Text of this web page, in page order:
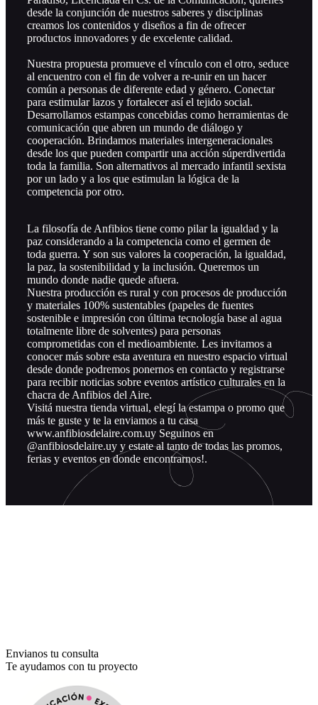
desde la conjunción de nuestros saberes y disciplinas
creamos los contenidos y diseños a fin de ofrecer
productos innovadores y de excelente calidad.
Nuestra propuesta promueve el vínculo con el otro, seduce
al encuentro con el fin de volver a re-unir en un hacer
común a personas de diferente edad y género. Conectar
para estimular lazos y fortalecer así el tejido social.
Desarrollamos estampas concebidas como herramientas de
comunicación que abren un mundo de diálogo y
cooperación. Brindamos materiales intergeneracionales
desde los que pueden compartir una acción súperdivertida
toda la familia. Son alternativos al mercado infantil sexista
por un lado y a los que estimulan la lógica de la
competencia por otro.
La filosofía de Anfibios tiene como pilar la igualdad y la
paz considerando a la competencia como el germen de
toda guerra. Y son sus valores la cooperación, la igualdad,
la paz, la sostenibilidad y la inclusión. Queremos un
mundo donde nadie quede afuera.
Nuestra producción es rural y con procesos de producción
y materiales 100% sustentables (papeles de fuentes
sostenible e impresión con última tecnología base al agua
totalmente libre de solventes) para personas
comprometidas con el medioambiente. Les invitamos a
conocer más sobre esta aventura en nuestro espacio virtual
desde donde podremos ponernos en contacto y registrarse
para recibir noticias sobre eventos artístico culturales en la
chacra de Anfibios del Aire.
Visitá nuestra tienda virtual, elegí la estampa o promo que
más te guste y te la enviamos a tu casa
www.anfibiosdelaire.com.uy Seguinos en
@anfibiosdelaire.uy y estate al tanto de todas las promos,
ferias y eventos en donde encontrarnos!.
Envianos tu consulta
Te ayudamos con tu proyecto